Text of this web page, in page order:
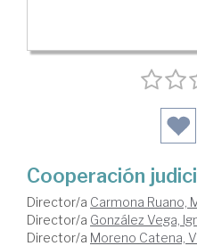
Cooperación
Director/a Carmona Ruano,
Director/a González Vega,
Director/a Moreno Catena,